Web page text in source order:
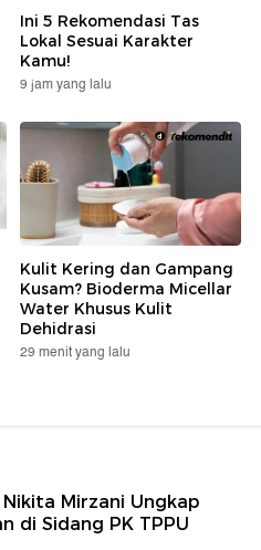
Ini 5 Rekomendasi Tas
Lokal Sesuai Karakter
Kamu!
9 jam yang lalu
Kulit Kering dan Gampang
Kusam? Bioderma Micellar
Water Khusus Kulit
Dehidrasi
29 menit yang lalu
Mirzani Ungkap
di Sidang PK TPPU